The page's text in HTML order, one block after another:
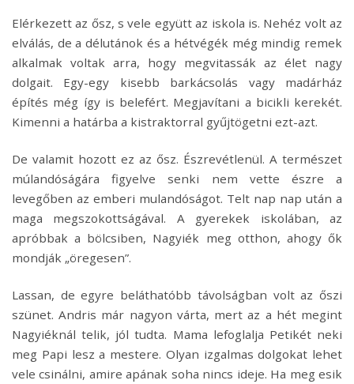
Elérkezett az ősz, s vele együtt az iskola is. Nehéz volt az
elválás, de a délutánok és a hétvégék még mindig remek
alkalmak voltak arra, hogy megvitassák az élet nagy
dolgait. Egy-egy kisebb barkácsolás vagy madárház
építés még így is belefért. Megjavítani a bicikli kerekét.
Kimenni a határba a kistraktorral gyűjtögetni ezt-azt.
De valamit hozott ez az ősz. Észrevétlenül. A természet
múlandóságára figyelve senki nem vette észre a
levegőben az emberi mulandóságot. Telt nap nap után a
maga megszokottságával. A gyerekek iskolában, az
apróbbak a bölcsiben, Nagyiék meg otthon, ahogy ők
mondják „öregesen”.
Lassan, de egyre beláthatóbb távolságban volt az őszi
szünet. Andris már nagyon várta, mert az a hét megint
Nagyiéknál telik, jól tudta. Mama lefoglalja Petikét neki
meg Papi lesz a mestere. Olyan izgalmas dolgokat lehet
vele csinálni, amire apának soha nincs ideje. Ha meg esik